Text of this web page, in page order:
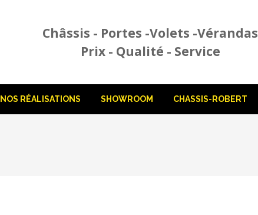
Châssis - Portes -Volets -Vérandas
Prix - Qualité - Service
NOS RÉALISATIONS SHOWROOM CHASSIS-ROBERT